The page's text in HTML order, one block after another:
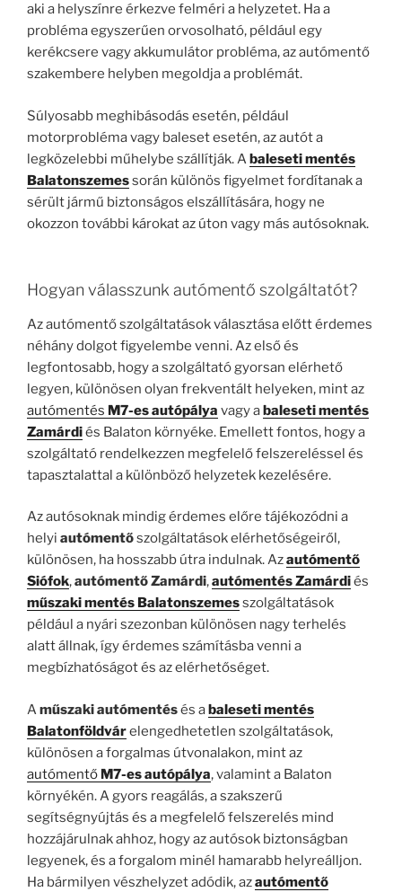
aki a helyszínre érkezve felméri a helyzetet. Ha a
probléma egyszerűen orvosolható, például egy
kerékcsere vagy akkumulátor probléma, az autómentő
szakembere helyben megoldja a problémát.
Súlyosabb meghibásodás esetén, például
motorprobléma vagy baleset esetén, az autót a
legközelebbi műhelybe szállítják. Abaleseti mentés
Balatonszemessorán különös figyelmet fordítanak a
sérült jármű biztonságos elszállítására, hogy ne
okozzon további károkat az úton vagy más autósoknak.
Hogyan válasszunk autómentő szolgáltatót?
Az autómentő szolgáltatások választása előtt érdemes
néhány dolgot figyelembe venni. Az első és
legfontosabb, hogy a szolgáltató gyorsan elérhető
legyen, különösen olyan frekventált helyeken, mint az
autómentés M7-es autópálya vagy abaleseti mentés
Zamárdiés Balaton környéke. Emellett fontos, hogy a
szolgáltató rendelkezzen megfelelő felszereléssel és
tapasztalattal a különböző helyzetek kezelésére.
Az autósoknak mindig érdemes előre tájékozódni a
helyi autómentőszolgáltatások elérhetőségeiről,
különösen, ha hosszabb útra indulnak. Azautómentő
Siófok,autómentő Zamárdi,autómentés Zamárdiés
műszaki mentés Balatonszemesszolgáltatások
például a nyári szezonban különösen nagy terhelés
alatt állnak, így érdemes számításba venni a
megbízhatóságot és az elérhetőséget.
Aműszaki autómentésés abaleseti mentés
Balatonföldvárelengedhetetlen szolgáltatások,
különösen a forgalmas útvonalakon, mint az
autómentő M7-es autópálya, valamint a Balaton
környékén. A gyors reagálás, a szakszerű
segítségnyújtás és a megfelelő felszerelés mind
hozzájárulnak ahhoz, hogy az autósok biztonságban
legyenek, és a forgalom minél hamarabb helyreálljon.
Ha bármilyen vészhelyzet adódik, azautómentő